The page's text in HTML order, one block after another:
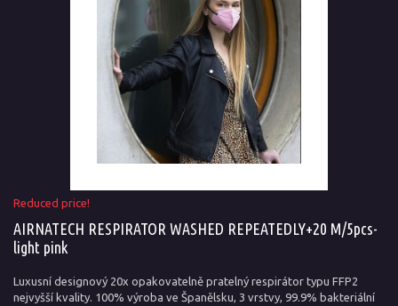
Reduced price!
AIRNATECH RESPIRATOR WASHED REPEATEDLY+20 M/5pcs-
light pink
Luxusní designový 20x opakovatelně pratelný respirátor typu FFP2
nejvyšší kvality. 100% výroba ve Španělsku, 3 vrstvy, 99.9% bakteriální